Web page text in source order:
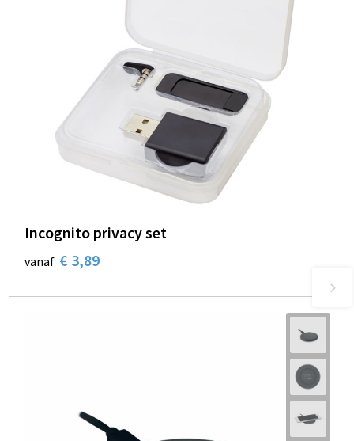
Incognito privacy set
vanaf € 3,89